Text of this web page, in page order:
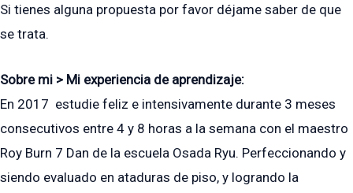
Si tienes alguna propuesta por favor déjame saber de que
se trata.
Sobre mi > Mi experiencia de aprendizaje:
En 2017 estudie feliz e intensivamente durante 3 meses
consecutivos entre 4 y 8 horas a la semana con el maestro
Roy Burn 7 Dan de la escuela Osada Ryu. Perfeccionando y
siendo evaluado en ataduras de piso, y logrando la